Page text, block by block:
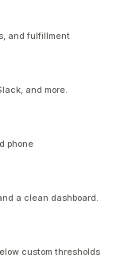
and fulfillment
and more.
phone
a clean dashboard.
custom thresholds